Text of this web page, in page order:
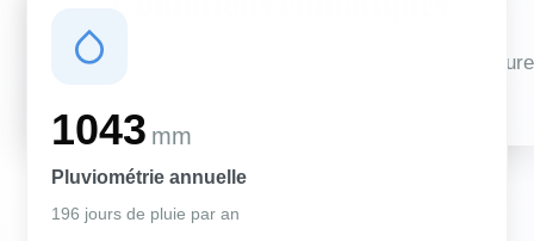
Des conditions qui influencent vos travaux de couverture
1043 mm
Pluviométrie annuelle
196 jours de pluie par an